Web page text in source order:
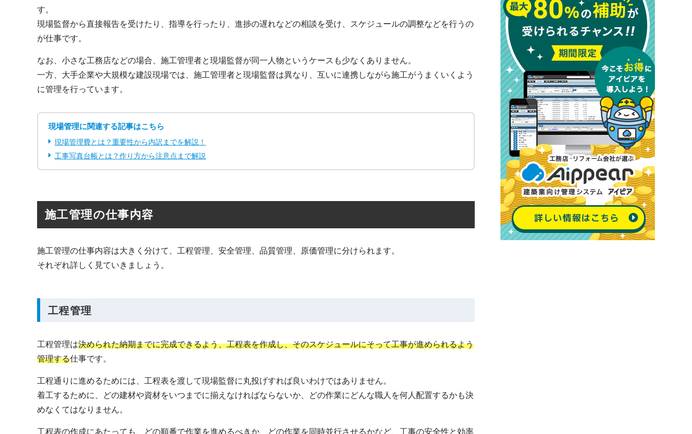
す。
現場監督から直接報告を受けたり、指導を行ったり、進捗の遅れなどの相談を受け、スケジュールの調整などを行うの
が仕事です。
なお、小さな工務店などの場合、施工管理者と現場監督が同一人物というケースも少なくありません。
一方、大手企業や大規模な建設現場では、施工管理者と現場監督は異なり、互いに連携しながら施工がうまくいくよう
に管理を行っています。
現場管理に関連する記事はこちら
現場管理費とは？重要性から内訳までを解説！
工事写真台帳とは？作り方から注意点まで解説
施工管理の仕事内容
施工管理の仕事内容は大きく分けて、工程管理、安全管理、品質管理、原価管理に分けられます。
それぞれ詳しく見ていきましょう。
工程管理
工程管理は決められた納期までに完成できるよう、工程表を作成し、そのスケジュールにそって工事が進められるよう
管理する仕事です。
工程通りに進めるためには、工程表を渡して現場監督に丸投げすれば良いわけではありません。
着工するために、どの建材や資材をいつまでに揃えなければならないか、どの作業にどんな職人を何人配置するかも決
めなくてはなりません。
工程表の作成にあたっても、どの順番で作業を進めるべきか、どの作業を同時並行させるかなど、工事の安全性と効率